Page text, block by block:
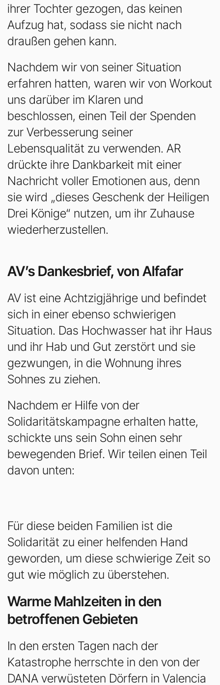
ihrer Tochter gezogen, das keinen
Aufzug hat, sodass sie nicht nach
draußen gehen kann.
Nachdem wir von seiner Situation
erfahren hatten, waren wir von Workout
uns darüber im Klaren und
beschlossen, einen Teil der Spenden
zur Verbesserung seiner
Lebensqualität zu verwenden. AR
drückte ihre Dankbarkeit mit einer
Nachricht voller Emotionen aus, denn
sie wird „dieses Geschenk der Heiligen
Drei Könige“ nutzen, um ihr Zuhause
wiederherzustellen.
AV’s Dankesbrief, von Alfafar
AV ist eine Achtzigjährige und befindet
sich in einer ebenso schwierigen
Situation. Das Hochwasser hat ihr Haus
und ihr Hab und Gut zerstört und sie
gezwungen, in die Wohnung ihres
Sohnes zu ziehen.
Nachdem er Hilfe von der
Solidaritätskampagne erhalten hatte,
schickte uns sein Sohn einen sehr
bewegenden Brief. Wir teilen einen Teil
davon unten:
Für diese beiden Familien ist die
Solidarität zu einer helfenden Hand
geworden, um diese schwierige Zeit so
gut wie möglich zu überstehen.
Warme Mahlzeiten in den
betroffenen Gebieten
In den ersten Tagen nach der
Katastrophe herrschte in den von der
DANA verwüsteten Dörfern in Valencia